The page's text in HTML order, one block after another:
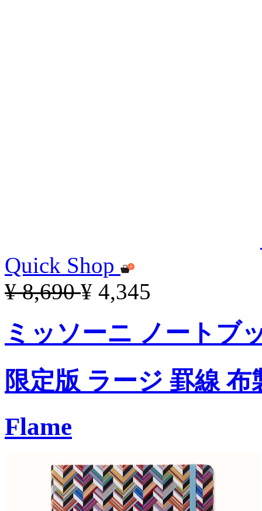
Quick Shop
¥ 8,690¥ 4,345
ミッソーニ ノートブ
限定版 ラージ 罫線
Flame